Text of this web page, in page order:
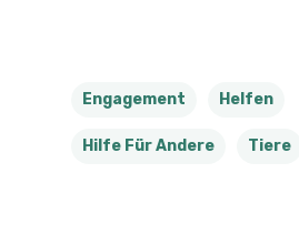
Engagement Helfen
Hilfe Für Andere Tiere